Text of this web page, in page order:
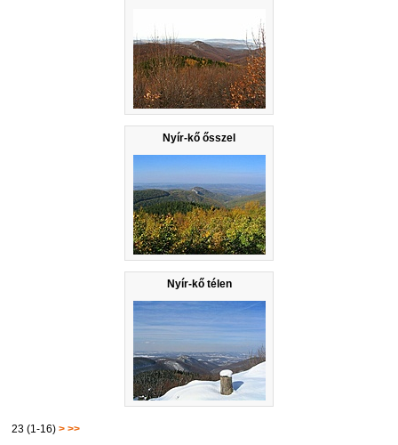
Nyír-kő ősszel
Nyír-kő télen
23 (1-16)> >>